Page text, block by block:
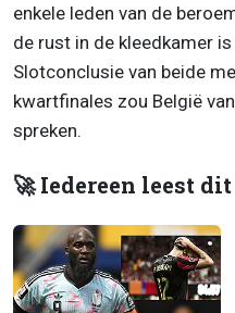
enkele leden van de
de rust in de kleedkamer
Slotconclusie van beide
kwartfinales zou België
spreken.
🚀 Iedereen leest